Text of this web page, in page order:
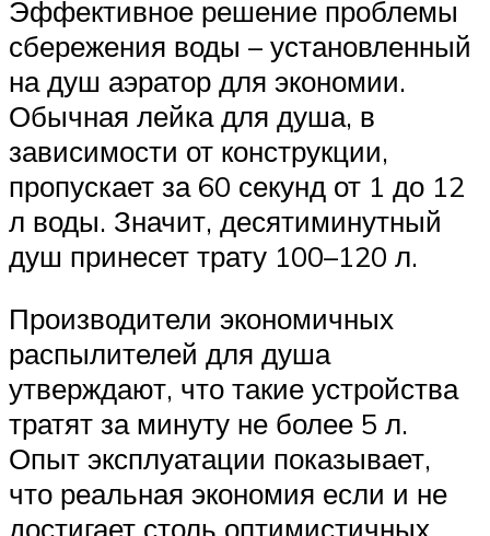
Эффективное решение проблемы
сбережения воды – установленный
на душ аэратор для экономии.
Обычная лейка для душа, в
зависимости от конструкции,
пропускает за 60 секунд от 1 до 12
л воды. Значит, десятиминутный
душ принесет трату 100–120 л.
Производители экономичных
распылителей для душа
утверждают, что такие устройства
тратят за минуту не более 5 л.
Опыт эксплуатации показывает,
что реальная экономия если и не
достигает столь оптимистичных